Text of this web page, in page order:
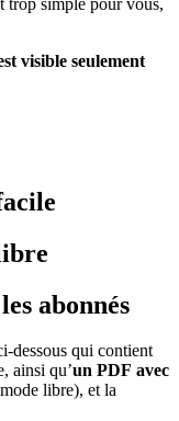
visible seulement
abonnés
dessous qui contient
ainsi qu’un PDF avec
libre), et la